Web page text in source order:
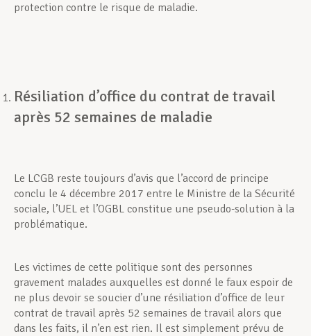
protection contre le risque de maladie.
Résiliation d’office du contrat de travail
après 52 semaines de maladie
Le LCGB reste toujours d’avis que l’accord de principe
conclu le 4 décembre 2017 entre le Ministre de la Sécurité
sociale, l’UEL et l’OGBL constitue une pseudo-solution à la
problématique.
Les victimes de cette politique sont des personnes
gravement malades auxquelles est donné le faux espoir de
ne plus devoir se soucier d’une résiliation d’office de leur
contrat de travail après 52 semaines de travail alors que
dans les faits, il n’en est rien. Il est simplement prévu de